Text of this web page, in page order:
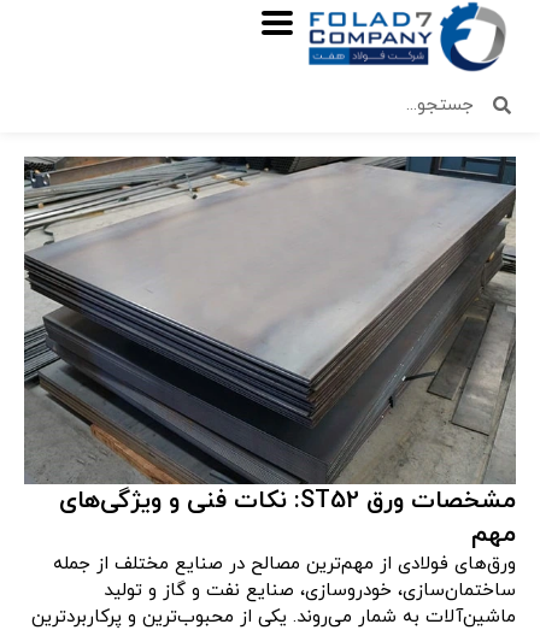
مشخصات ورق ST52: نکات فنی و ویژگی‌های
مهم
ورق‌های فولادی از مهم‌ترین مصالح در صنایع مختلف از جمله
ساختمان‌سازی، خودروسازی، صنایع نفت و گاز و تولید
ماشین‌آلات به شمار می‌روند. یکی از محبوب‌ترین و پرکاربردترین